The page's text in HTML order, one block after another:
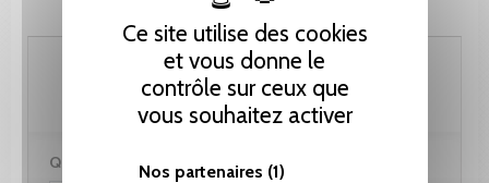
Ce site utilise des cookies
et vous donne le
contrôle sur ceux que
vous souhaitez activer
Nos partenaires (1)
51.30 CHF
Quantité :